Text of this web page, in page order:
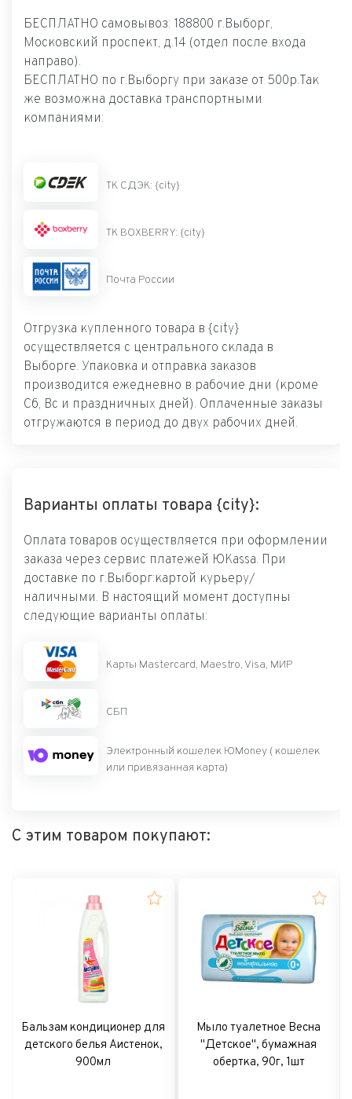
БЕСПЛАТНО самовывоз: 188800 г.Выборг,
Московский проспект, д.14 (отдел после входа
направо).
БЕСПЛАТНО по г.Выборгу при заказе от 500р.Так
же возможна доставка транспортными
компаниями:
ТК СДЭК: {city}
ТК BOXBERRY: {city}
Почта России
Отгрузка купленного товара в {city}
осуществляется с центрального склада в
Выборге. Упаковка и отправка заказов
производится ежедневно в рабочие дни (кроме
Сб, Вс и праздничных дней). Оплаченные заказы
отгружаются в период до двух рабочих дней.
Варианты оплаты товара {city}:
Оплата товаров осуществляется при оформлении
заказа через сервис платежей ЮKassa. При
доставке по г.Выборг:картой курьеру/
наличными. В настоящий момент доступны
следующие варианты оплаты:
Карты Mastercard, Maestro, Visa, МИР
СБП
Электронный кошелек ЮMoney ( кошелек
или привязанная карта)
С этим товаром покупают:
Бальзам кондиционер для
детского белья Аистенок,
900мл
Мыло туалетное Весна
"Детское", бумажная
обертка, 90г, 1шт